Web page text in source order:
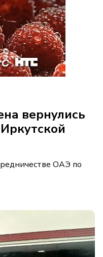
вернулись
ОАЭ по